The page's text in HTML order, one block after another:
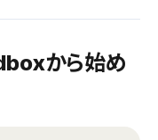
から始め